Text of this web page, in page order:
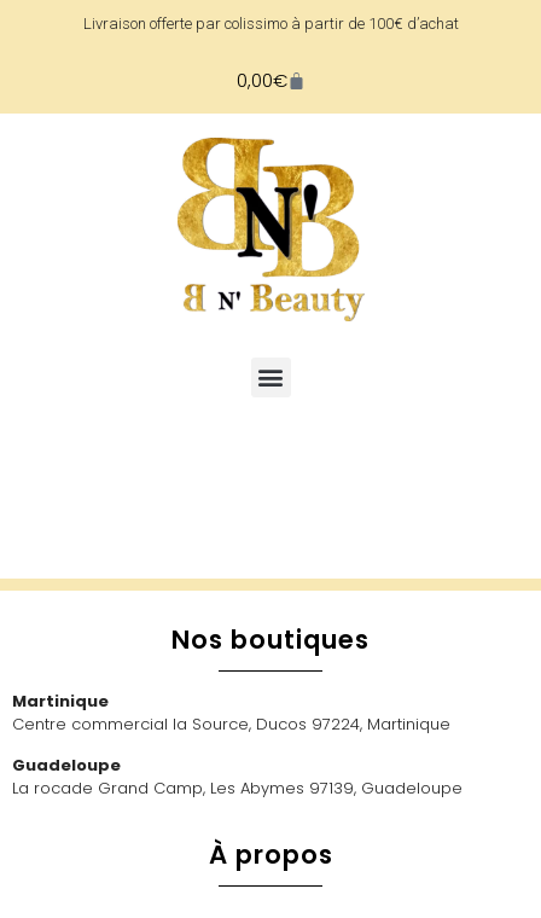
Livraison offerte par colissimo à partir de 100€ d’achat
0,00€
Nos boutiques
Martinique
Centre commercial la Source, Ducos 97224, Martinique
Guadeloupe
La rocade Grand Camp, Les Abymes 97139, Guadeloupe
À propos